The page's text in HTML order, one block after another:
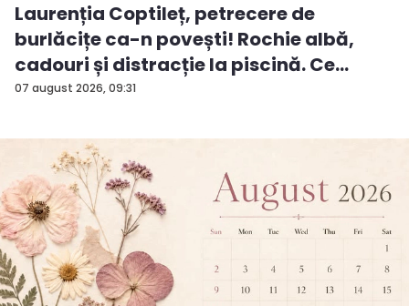
07 august 2026, 09:31
Laurenția Coptileț, petrecere de
burlăcițe ca-n povești! Rochie albă,
cadouri și distracție la piscină. Ce
surp...